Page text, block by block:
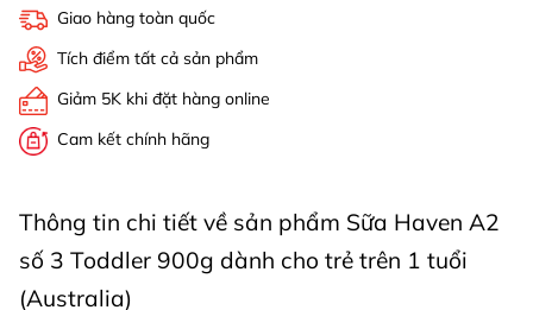
Giao hàng toàn quốc
Tích điểm tất cả sản phẩm
Giảm 5K khi đặt hàng online
Cam kết chính hãng
Thông tin chi tiết về sản phẩm Sữa Haven A2
số 3 Toddler 900g dành cho trẻ trên 1 tuổi
(Australia)